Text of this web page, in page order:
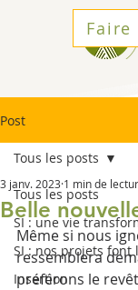
Faire
Post
Tous les posts
SI : une vie
SI : nos projets font
Insertion
Tous les posts
Belle
3 janv. 2023 1 min de
Même si nous
ressemblera
préférons le